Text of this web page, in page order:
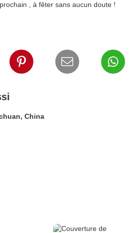
, à fêter sans aucun doute !
China